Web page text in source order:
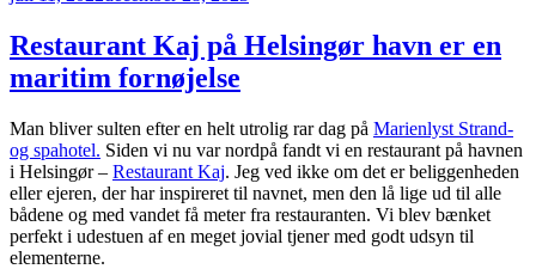
Restaurant Kaj på Helsingør havn er en
maritim fornøjelse
Man bliver sulten efter en helt utrolig rar dag på Marienlyst Strand-
og spahotel. Siden vi nu var nordpå fandt vi en restaurant på havnen
i Helsingør – Restaurant Kaj. Jeg ved ikke om det er beliggenheden
eller ejeren, der har inspireret til navnet, men den lå lige ud til alle
bådene og med vandet få meter fra restauranten. Vi blev bænket
perfekt i udestuen af en meget jovial tjener med godt udsyn til
elementerne.